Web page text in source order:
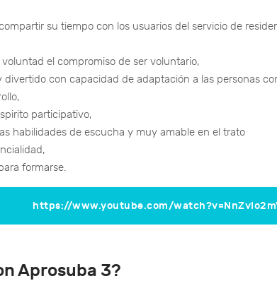
su tiempo con los usuarios del servicio de
el compromiso de ser voluntario,
divertido con capacidad de adaptación a las personas
participativo,
habilidades de escucha y muy amable en el trato
formarse.
https://www.youtube.com/
Aprosuba 3?